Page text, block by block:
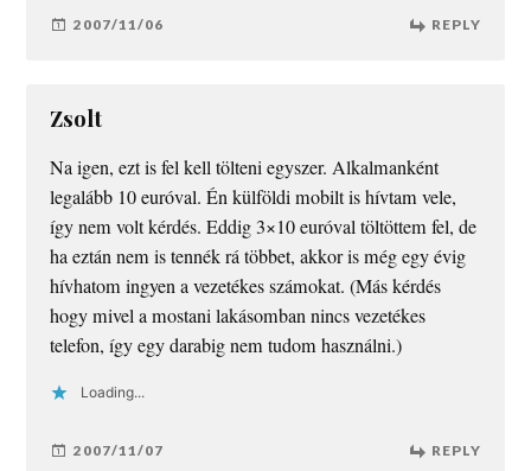
2007/11/06 REPLY
Zsolt
Na igen, ezt is fel kell tölteni egyszer. Alkalmanként
legalább 10 euróval. Én külföldi mobilt is hívtam vele,
így nem volt kérdés. Eddig 3×10 euróval töltöttem fel, de
ha eztán nem is tennék rá többet, akkor is még egy évig
hívhatom ingyen a vezetékes számokat. (Más kérdés
hogy mivel a mostani lakásomban nincs vezetékes
telefon, így egy darabig nem tudom használni.)
Loading...
2007/11/07 REPLY